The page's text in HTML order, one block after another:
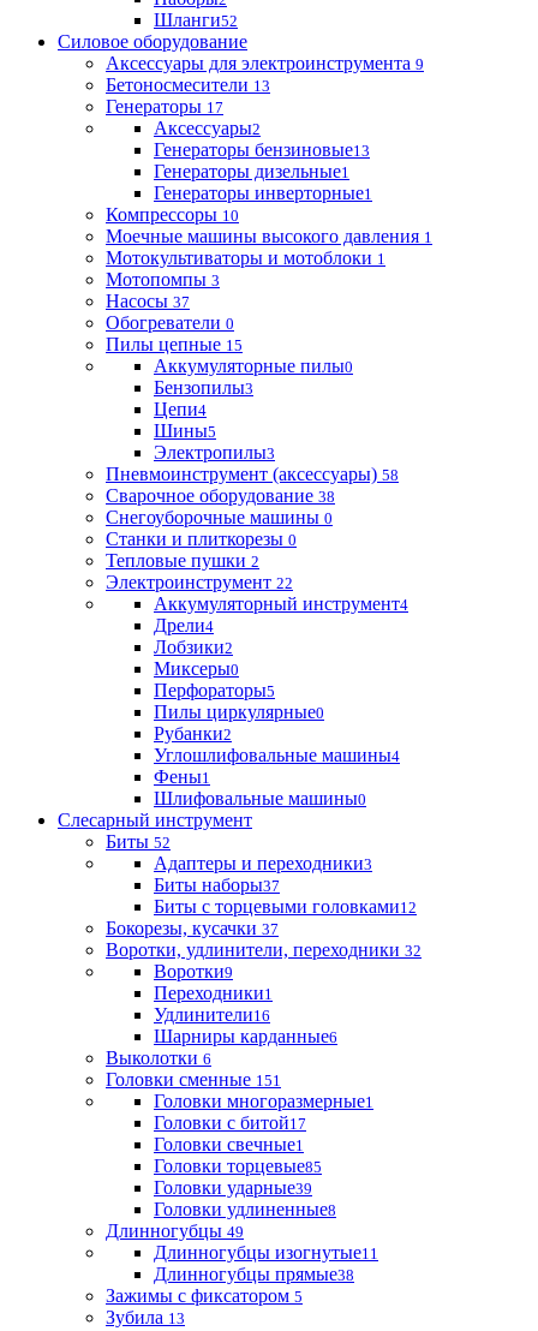
Шланги52
Силовое оборудование
Аксессуары для электроинструмента 9
Бетоносмесители 13
Генераторы 17
Аксессуары2
Генераторы бензиновые13
Генераторы дизельные1
Генераторы инверторные1
Компрессоры 10
Моечные машины высокого давления 1
Мотокультиваторы и мотоблоки 1
Мотопомпы 3
Насосы 37
Обогреватели 0
Пилы цепные 15
Аккумуляторные пилы0
Бензопилы3
Цепи4
Шины5
Электропилы3
Пневмоинструмент (аксессуары) 58
Сварочное оборудование 38
Снегоуборочные машины 0
Станки и плиткорезы 0
Тепловые пушки 2
Электроинструмент 22
Аккумуляторный инструмент4
Дрели4
Лобзики2
Миксеры0
Перфораторы5
Пилы циркулярные0
Рубанки2
Углошлифовальные машины4
Фены1
Шлифовальные машины0
Слесарный инструмент
Биты 52
Адаптеры и переходники3
Биты наборы37
Биты с торцевыми головками12
Бокорезы, кусачки 37
Воротки, удлинители, переходники 32
Воротки9
Переходники1
Удлинители16
Шарниры карданные6
Выколотки 6
Головки сменные 151
Головки многоразмерные1
Головки с битой17
Головки свечные1
Головки торцевые85
Головки ударные39
Головки удлиненные8
Длинногубцы 49
Длинногубцы изогнутые11
Длинногубцы прямые38
Зажимы с фиксатором 5
Зубила 13